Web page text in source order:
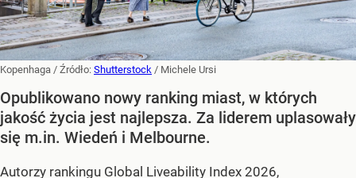
Kopenhaga / Źródło: Shutterstock / Michele Ursi
Opublikowano nowy ranking miast, w których
jakość życia jest najlepsza. Za liderem uplasowały
się m.in. Wiedeń i Melbourne.
Autorzy rankingu Global Liveability Index 2026,